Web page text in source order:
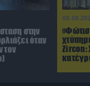
Zircon:
στην
όταν
τον